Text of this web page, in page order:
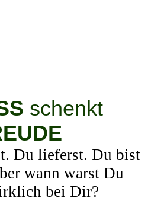
schenkt
Du lieferst. Du bist
wann warst Du
bei Dir?